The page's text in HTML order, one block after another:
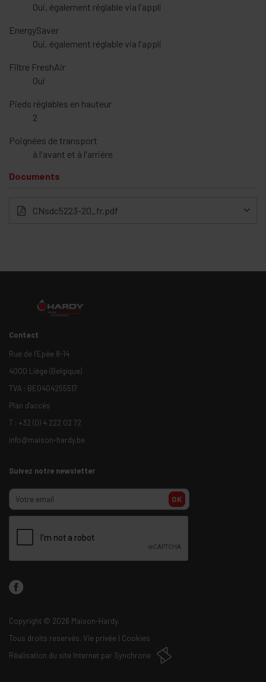
Oui, également réglable via l'appli
EnergySaver
Oui, également réglable via l'appli
Filtre FreshAir
Oui
Pieds réglables en hauteur
2
Poignées de transport
à l'avant et à l'arrière
Documents
CNsdc5223-20_fr.pdf
Contact
Rue de l’Epée 8-14
4000 Liège (Belgique)
TVA : BE0404255517
Plan d'accès
T : +32 (0) 4 222 02 72
info@maison-hardy.be
Suivez notre newsletter
OK
Copyright © 2026 Maison-Hardy.
Tous droits reservés. Vie privée
Cookies
Réalisation du site Internet par Synchrone